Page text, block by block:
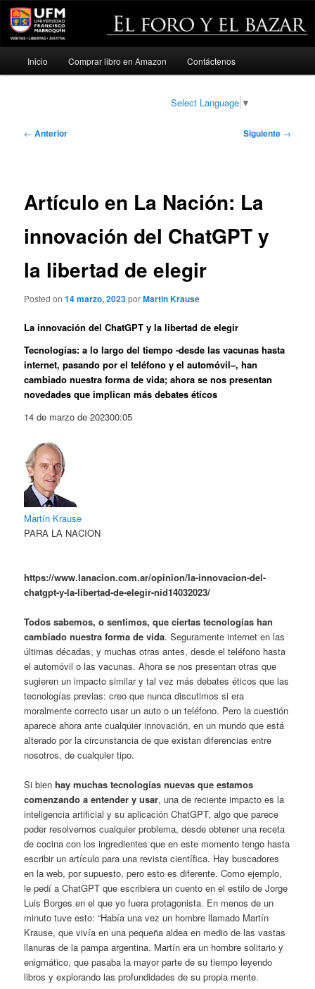
Ir
Inicio Comprar libro en Amazon Contáctenos
Select Language ▼
Navegación
← Anterior Siguiente →
Artículo en La Nación: La
innovación del ChatGPT y
la libertad de elegir
Posted on14 marzo, 2023porMartin Krause
La innovación del ChatGPT y la libertad de elegir
Tecnologías: a lo largo del tiempo -desde las vacunas hasta
internet, pasando por el teléfono y el automóvil–, han
cambiado nuestra forma de vida; ahora se nos presentan
novedades que implican más debates éticos
14 de marzo de 202300:05
Martín Krause
PARA LA NACION
https://www.lanacion.com.ar/opinion/la-innovacion-del-
chatgpt-y-la-libertad-de-elegir-nid14032023/
Todos sabemos, o sentimos, que ciertas tecnologías han
cambiado nuestra forma de vida. Seguramente internet en las
últimas décadas, y muchas otras antes, desde el teléfono hasta
el automóvil o las vacunas. Ahora se nos presentan otras que
sugieren un impacto similar y tal vez más debates éticos que las
tecnologías previas: creo que nunca discutimos si era
moralmente correcto usar un auto o un teléfono. Pero la cuestión
aparece ahora ante cualquier innovación, en un mundo que está
alterado por la circunstancia de que existan diferencias entre
nosotros, de cualquier tipo.
Si bienhay muchas tecnologías nuevas que estamos
comenzando a entender y usar, una de reciente impacto es la
inteligencia artificial y su aplicación ChatGPT, algo que parece
poder resolvernos cualquier problema, desde obtener una receta
de cocina con los ingredientes que en este momento tengo hasta
escribir un artículo para una revista científica. Hay buscadores
en la web, por supuesto, pero esto es diferente. Como ejemplo,
le pedí a ChatGPT que escribiera un cuento en el estilo de Jorge
Luis Borges en el que yo fuera protagonista. En menos de un
minuto tuve esto: “Había una vez un hombre llamado Martín
Krause, que vivía en una pequeña aldea en medio de las vastas
llanuras de la pampa argentina. Martín era un hombre solitario y
enigmático, que pasaba la mayor parte de su tiempo leyendo
libros y explorando las profundidades de su propia mente.